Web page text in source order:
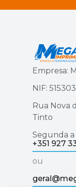
Empresa:
NIF:
Rua Nova
Tinto
Segunda a
+351 927
ou